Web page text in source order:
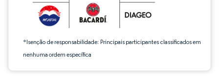
*Isenção de responsabilidade: Principais participantes classificados em
nenhuma ordem específica